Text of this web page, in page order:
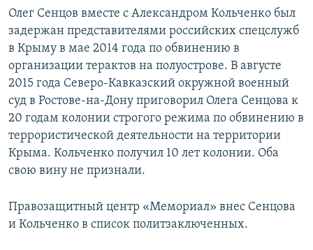
Олег Сенцов вместе с Александром Кольченко был
задержан представителями российских спецслужб
в Крыму в мае 2014 года по обвинению в
организации терактов на полуострове. В августе
2015 года Северо-Кавказский окружной военный
суд в Ростове-на-Дону приговорил Олега Сенцова к
20 годам колонии строгого режима по обвинению в
террористической деятельности на территории
Крыма. Кольченко получил 10 лет колонии. Оба
свою вину не признали.
Правозащитный центр «Мемориал» внес Сенцова
и Кольченко в список политзаключенных.